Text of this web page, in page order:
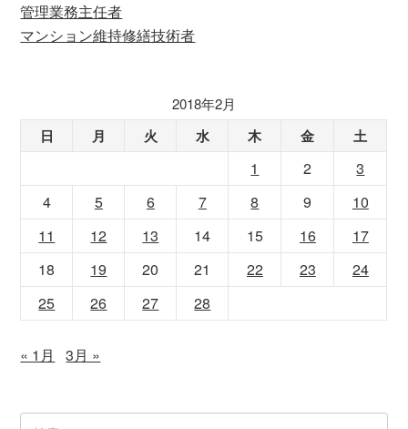
管理業務主任者
マンション維持修繕技術者
2018年2月
日 月 火 水 木 金 土
1 2
3
4
5 6 7 8 9
10
11
12 13 14 15 16
17
18
19 20 21 22 23
24
25
26 27 28
« 1月 3月 »